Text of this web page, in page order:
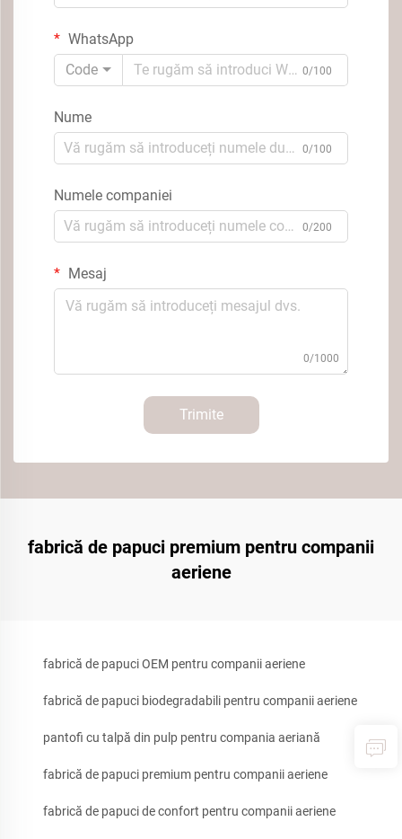
WhatsApp
Code
0/100
Nume
0/100
Numele companiei
0/200
Mesaj
0/1000
Trimite
fabrică de papuci premium pentru companii
aeriene
fabrică de papuci OEM pentru companii aeriene
fabrică de papuci biodegradabili pentru companii aeriene
pantofi cu talpă din pulp pentru compania aeriană
fabrică de papuci premium pentru companii aeriene
fabrică de papuci de confort pentru companii aeriene